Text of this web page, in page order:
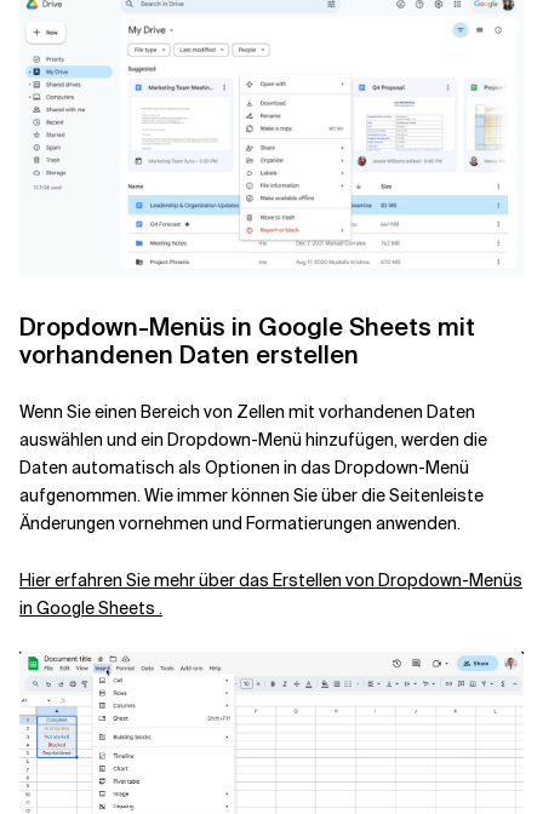
Dropdown-Menüs in Google Sheets mit
vorhandenen Daten erstellen
Wenn Sie einen Bereich von Zellen mit vorhandenen Daten
auswählen und ein Dropdown-Menü hinzufügen, werden die
Daten automatisch als Optionen in das Dropdown-Menü
aufgenommen. Wie immer können Sie über die Seitenleiste
Änderungen vornehmen und Formatierungen anwenden.
Hier erfahren Sie mehr über das Erstellen von Dropdown-Menüs
in Google Sheets .